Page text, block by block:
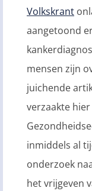
Volkskrant
aangetoond
mensen zijn
juichende
verzaakte
inmiddels al
onderzoek
het vrijgeven